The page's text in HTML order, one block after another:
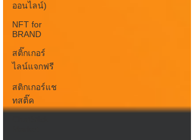
ออนไลน์)
NFT for
BRAND
สติ๊กเกอร์
ไลน์แจกฟรี
สติกเกอร์แช
ทสติ๊ค